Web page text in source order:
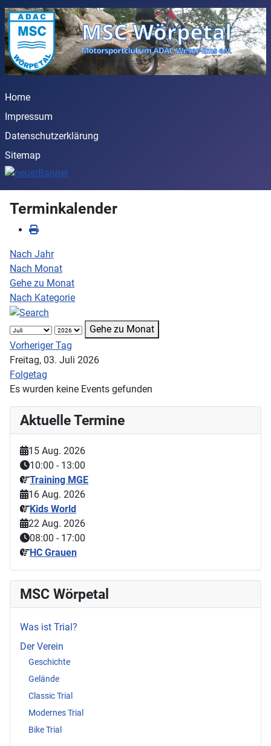
Home
Impressum
Datenschutzerklärung
Sitemap
Terminkalender
Nach Jahr
Nach Monat
Gehe zu Monat
Nach Kategorie
Gehe zu Monat
Vorheriger Tag
Freitag, 03. Juli 2026
Folgetag
Es wurden keine Events gefunden
Aktuelle Termine
15 Aug. 2026
10:00 - 13:00
Training MGE
16 Aug. 2026
Kids World
22 Aug. 2026
08:00 - 17:00
HC Grauen
MSC Wörpetal
Was ist Trial?
Der Verein
Geschichte
Gelände
Classic Trial
Modernes Trial
Bike Trial